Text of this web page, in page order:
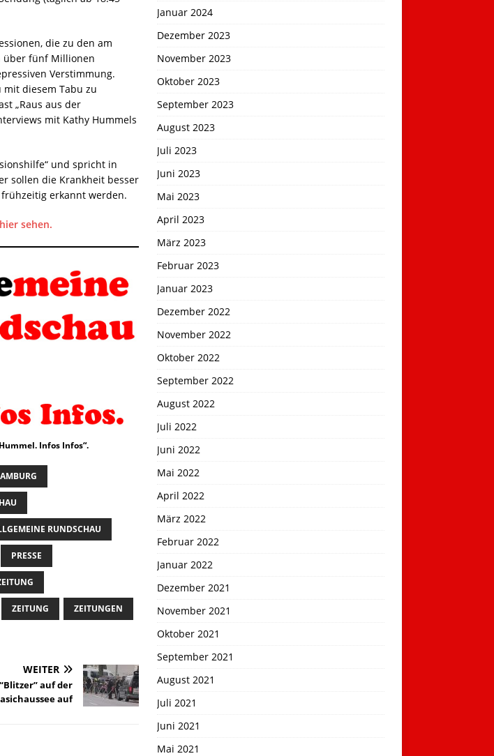
die zu den am
über fünf Millionen
Verstimmung.
mit diesem Tabu zu
„Raus aus der
mit Kathy Hummels
und spricht in
sollen die Krankheit besser
erkannt werden.
sehen.
Infos Infos“.
RUNDSCHAU
PRESSE
ZEITUNG ZEITUNGEN
WEITER
auf der
auf
Januar 2024
Dezember 2023
November 2023
Oktober 2023
September 2023
August 2023
Juli 2023
Juni 2023
Mai 2023
April 2023
März 2023
Februar 2023
Januar 2023
Dezember 2022
November 2022
Oktober 2022
September 2022
August 2022
Juli 2022
Juni 2022
Mai 2022
April 2022
März 2022
Februar 2022
Januar 2022
Dezember 2021
November 2021
Oktober 2021
September 2021
August 2021
Juli 2021
Juni 2021
Mai 2021